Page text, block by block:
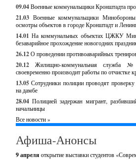
09.04Военные коммунальщики Кронштадта
21.03 Военные коммунальщики
осмотры объектов в городе Кронштадт и
14.01 На коммунальных объектах ЦЖКУ
безаварийное прохождение новогодних
26.12О проведении противоаварийных
20.12
Жилищно-коммунальная служба
своевременно производит работы по отчистке
13.05 Сотрудники полиции проводят
на дамбе
28.04 Полицией задержан мигрант,
начальницы
Все новости »
Афиша-Анонсы
9 апреля открытие выставки студентов